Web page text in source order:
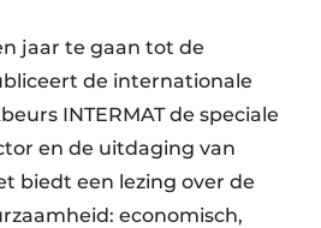
jaar te gaan tot de
de internationale
INTERMAT de speciale
en de uitdaging van
biedt een lezing over de
economisch,